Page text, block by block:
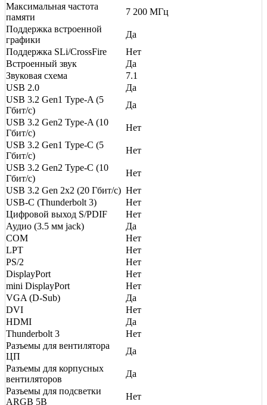
Максимальная частота
памяти
7 200 МГц
Поддержка встроенной
графики
Да
Поддержка SLi/CrossFire
Нет
Встроенный звук
Да
Звуковая схема
7.1
USB 2.0
Да
USB 3.2 Gen1 Type-A (5
Гбит/с)
Да
USB 3.2 Gen2 Type-A (10
Гбит/с)
Нет
USB 3.2 Gen1 Type-C (5
Гбит/с)
Нет
USB 3.2 Gen2 Type-C (10
Гбит/с)
Нет
USB 3.2 Gen 2x2 (20 Гбит/с) Нет
USB-C (Thunderbolt 3)
Нет
Цифровой выход S/PDIF
Нет
Аудио (3.5 мм jack)
Да
COM
Нет
LPT
Нет
PS/2
Нет
DisplayPort
Нет
mini DisplayPort
Нет
VGA (D-Sub)
Да
DVI
Нет
HDMI
Да
Thunderbolt 3
Нет
Разъемы для вентилятора
ЦП
Да
Разъемы для корпусных
вентиляторов
Да
Разъемы для подсветки
ARGB 5В
Нет